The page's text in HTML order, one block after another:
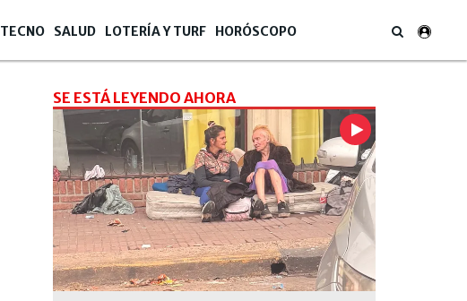
TECNO SALUD LOTERÍA Y TURF HORÓSCOPO
SE ESTÁ LEYENDO AHORA